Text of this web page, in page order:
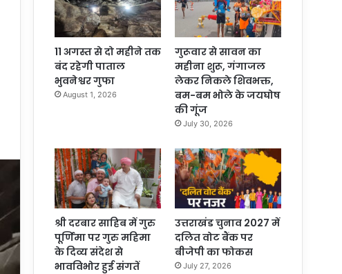
11 अगस्त से दो महीने तक
बंद रहेगी पाताल
भुवनेश्वर गुफा
August 1, 2026
गुरूवार से सावन का
महीना शुरू, गंगाजल
लेकर निकले शिवभक्त,
बम-बम भोले के जयघोष
की गूंज
July 30, 2026
श्री दरबार साहिब में गुरु
पूर्णिमा पर गुरु महिमा
के दिव्य संदेश से
भावविभोर हुई संगतें
उत्तराखंड चुनाव 2027 में
दलित वोट बैंक पर
बीजेपी का फोकस
July 27, 2026